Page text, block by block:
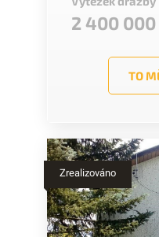
2 400 000
TO
Zrealizováno